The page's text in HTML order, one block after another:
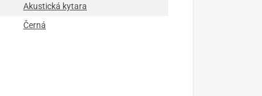
Akustická kytara
Černá